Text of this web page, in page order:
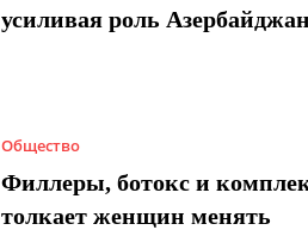
усиливая роль
Общество
Филлеры, ботокс и
толкает женщин менять